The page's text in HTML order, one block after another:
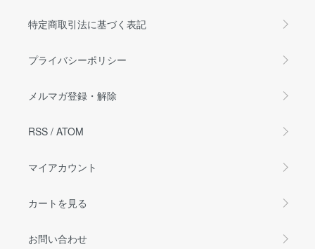
特定商取引法に基づく表記
プライバシーポリシー
メルマガ登録・解除
RSS / ATOM
マイアカウント
カートを見る
お問い合わせ